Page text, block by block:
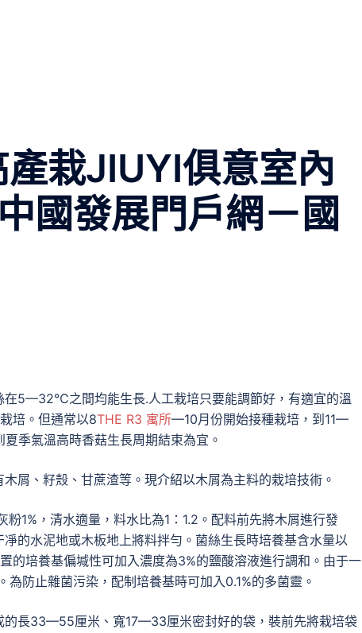
栽JIUYI俱意室內
國發展門戶網－國
在5—32℃之間均能生長.人工栽培只要能調節好，有適宜的溫
培。但通常以8THE R3 寓所—10月份開始接種栽培，到11—
季氣溫高時香菇生長周期結束為宜。
屑、籽殼、甘蔗渣等。現介紹以木屑為主料的栽培技術。
1%，清水適量，料水比為1：1.2。配料前先將木屑進行發
的水泥地或木板地上將料拌勻。菌絲生長時培養基含水量以
培養基偏堿性可加入濃度為3%的鹽酸溶液進行調和。由于一
防止雜菌污染，配制培養基時可加入0.1%的多菌靈。
的長33—55厘米、寬17—33厘米密封好的袋，裝前先將栽培袋